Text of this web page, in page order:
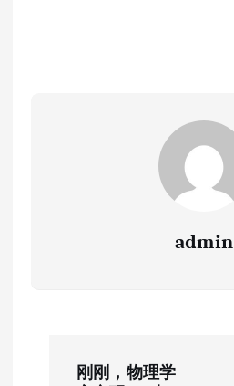
admin
刚刚，物理学